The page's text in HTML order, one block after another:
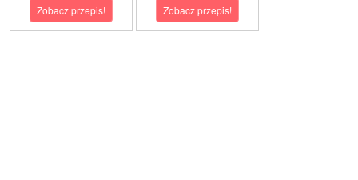
Zobacz przepis! Zobacz przepis!